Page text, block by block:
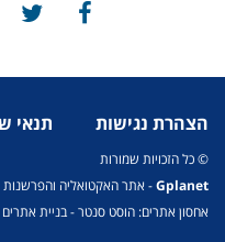
הצהרת נגישות תנאי
© כל הזכויות שמורות
Gplanet- אתר האקטואליה והפרשנות
אחסון אתרים: הוסט סנטר-בניית